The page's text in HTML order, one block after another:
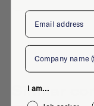
Similar
Email
Company
I am...